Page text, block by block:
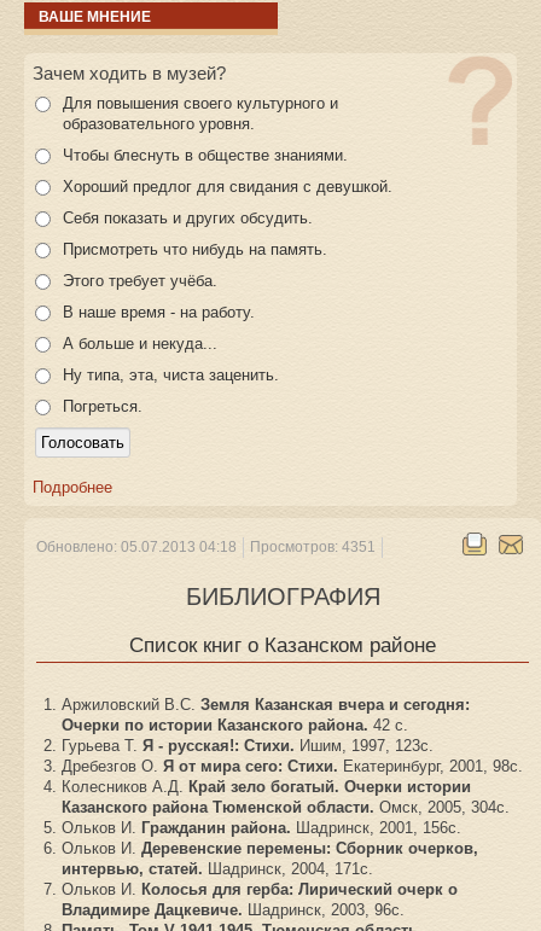
ВАШЕ МНЕНИЕ
Зачем ходить в музей?
Для повышения своего культурного и
образовательного уровня.
Чтобы блеснуть в обществе знаниями.
Хороший предлог для свидания с девушкой.
Себя показать и других обсудить.
Присмотреть что нибудь на память.
Этого требует учёба.
В наше время - на работу.
А больше и некуда...
Ну типа, эта, чиста заценить.
Погреться.
Подробнее
Обновлено: 05.07.2013 04:18 Просмотров: 4351
БИБЛИОГРАФИЯ
Список книг о Казанском районе
Аржиловский В.С. Земля Казанская вчера и сегодня:
Очерки по истории Казанского района. 42 с.
Гурьева Т. Я - русская!: Стихи. Ишим, 1997, 123с.
Дребезгов О. Я от мира сего: Стихи. Екатеринбург, 2001, 98с.
Колесников А.Д.
Край зело богатый. Очерки истории
Казанского района Тюменской области. Омск, 2005, 304с.
Ольков И.
Гражданин района. Шадринск, 2001, 156с.
Ольков И. Деревенские перемены: Сборник очерков,
интервью, статей. Шадринск, 2004, 171с.
Ольков И.
Колосья для герба: Лирический очерк о
Владимире Дацкевиче. Шадринск, 2003, 96с.